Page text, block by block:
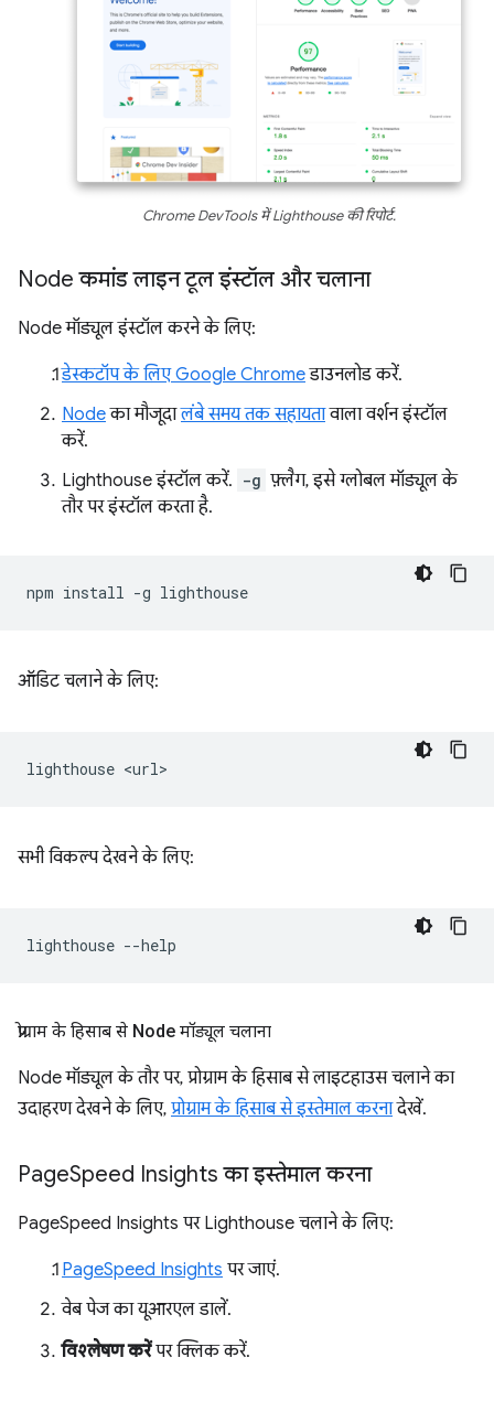
Chrome DevTools में Lighthouse की रिपोर्ट.
Node कमांड लाइन टूल इंस्टॉल और चलाना
Node मॉड्यूल इंस्टॉल करने के लिए:
डेस्कटॉप के लिए Google Chromeडाउनलोड करें.
Nodeका मौजूदालंबे समय तक सहायतावाला वर्शन इंस्टॉल
करें.
Lighthouse इंस्टॉल करें. -g फ़्लैग, इसे ग्लोबल मॉड्यूल के
तौर पर इंस्टॉल करता है.
npm install -g
ऑडिट चलाने के लिए:
lighthouse
सभी विकल्प देखने के लिए:
lighthouse
प्रोग्राम के हिसाब से Node मॉड्यूल चलाना
Node मॉड्यूल के तौर पर, प्रोग्राम के हिसाब से लाइटहाउस चलाने का
उदाहरण देखने के लिए, प्रोग्राम के हिसाब से इस्तेमाल करनादेखें.
PageSpeed Insights का इस्तेमाल करना
PageSpeed Insights पर Lighthouse चलाने के लिए:
PageSpeed Insights पर जाएं.
वेब पेज का यूआरएल डालें.
विश्लेषण करेंपर क्लिक करें.